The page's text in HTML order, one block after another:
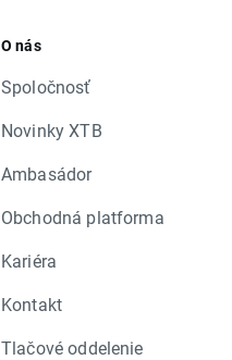
O nás
Spoločnosť
Novinky XTB
Ambasádor
Obchodná platforma
Kariéra
Kontakt
Tlačové oddelenie